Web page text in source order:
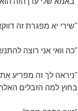
"שירי יא מפגרת זה
"כה וואי אני רוצה
"ניראה לך זה מפריע
בחוץ למה הזבלים